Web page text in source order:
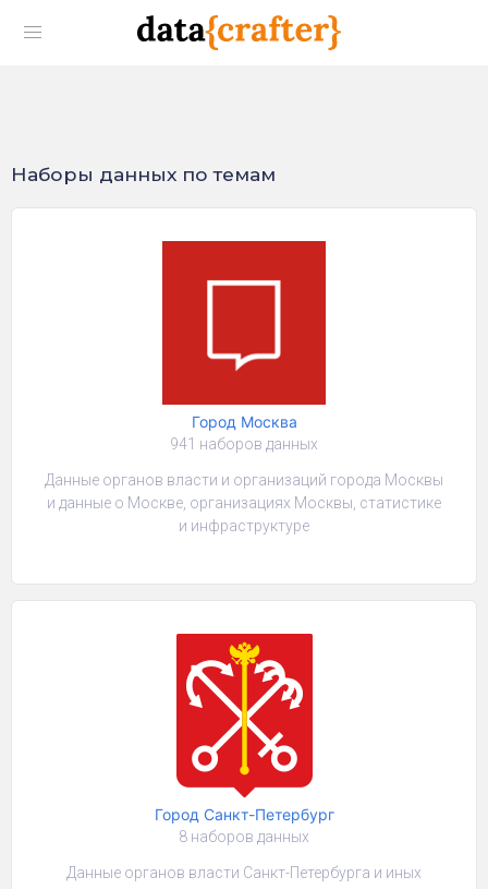
Наборы данных по темам
Город Москва
941 наборов данных
Данные органов власти и организаций города Москвы
и данные о Москве, организациях Москвы, статистике
и инфраструктуре
Город Санкт-Петербург
8 наборов данных
Данные органов власти Санкт-Петербурга и иных